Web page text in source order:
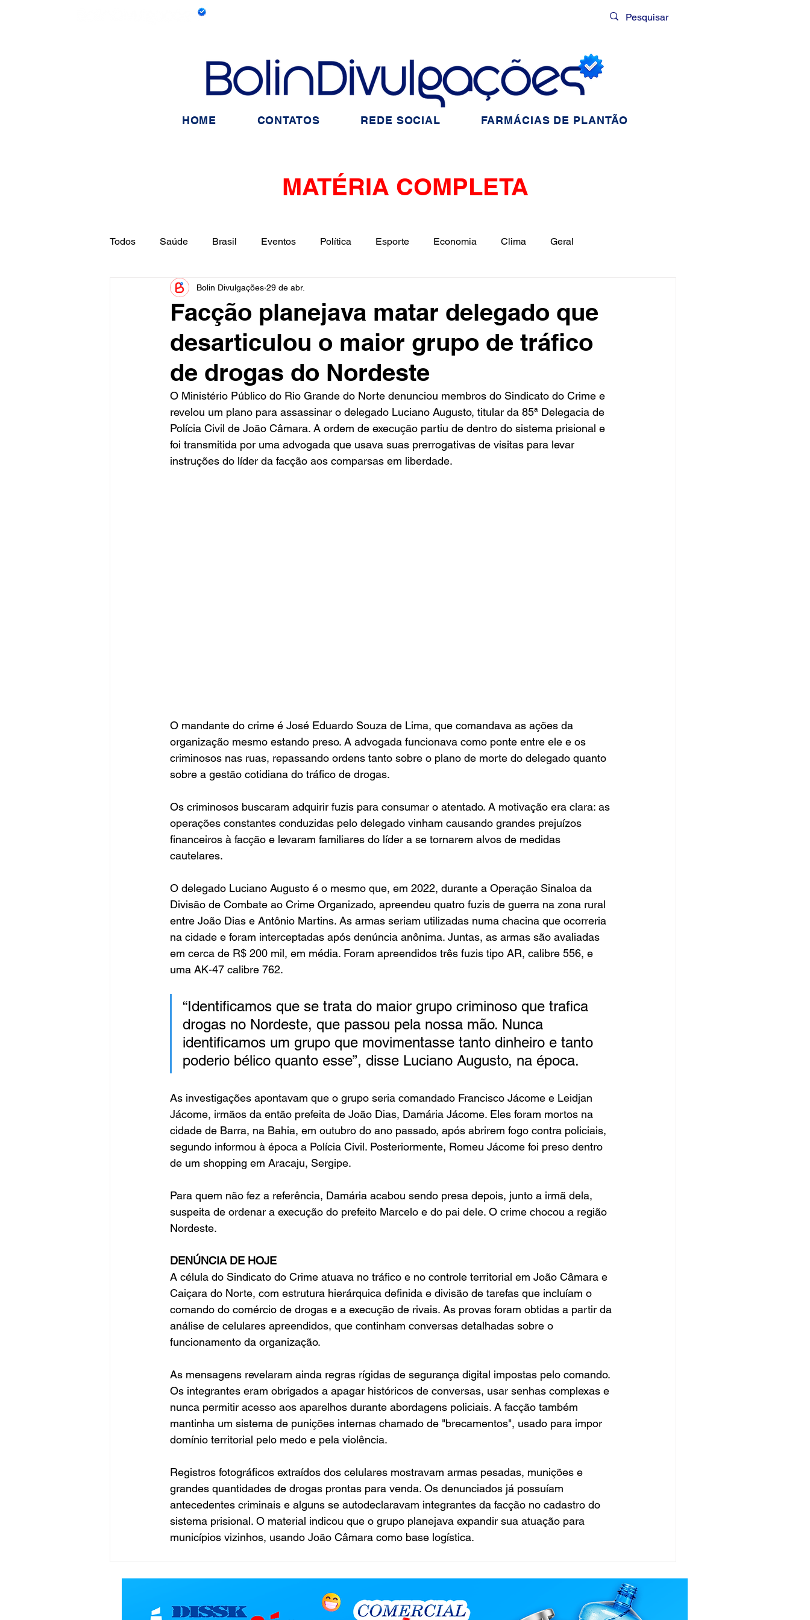
MATÉRIA COMPLETA
Todos Saúde Brasil Eventos Política Esporte Economia Clima Geral
Informe Publicitário Judiciário
Tecnologia Educação Influencer Luto Artista Seleção Brasileira
Nota de Esclarecimento
Facção planejava matar delegado que
desarticulou o maior grupo de tráfico
de drogas do Nordeste
Bolin Divulgações 29 de abr.
O Ministério Público do Rio Grande do Norte denunciou membros do Sindicato do Crime e
revelou um plano para assassinar o delegado Luciano Augusto, titular da 85ª Delegacia de
Polícia Civil de João Câmara. A ordem de execução partiu de dentro do sistema prisional e
foi transmitida por uma advogada que usava suas prerrogativas de visitas para levar
instruções do líder da facção aos comparsas em liberdade.
O mandante do crime é José Eduardo Souza de Lima, que comandava as ações da
organização mesmo estando preso. A advogada funcionava como ponte entre ele e os
criminosos nas ruas, repassando ordens tanto sobre o plano de morte do delegado quanto
sobre a gestão cotidiana do tráfico de drogas.
Os criminosos buscaram adquirir fuzis para consumar o atentado. A motivação era clara: as
operações constantes conduzidas pelo delegado vinham causando grandes prejuízos
financeiros à facção e levaram familiares do líder a se tornarem alvos de medidas
cautelares.
O delegado Luciano Augusto é o mesmo que, em 2022, durante a Operação Sinaloa da
Divisão de Combate ao Crime Organizado, apreendeu quatro fuzis de guerra na zona rural
entre João Dias e Antônio Martins. As armas seriam utilizadas numa chacina que ocorreria
na cidade e foram interceptadas após denúncia anônima. Juntas, as armas são avaliadas
em cerca de R$ 200 mil, em média. Foram apreendidos três fuzis tipo AR, calibre 556, e
uma AK-47 calibre 762.
“Identificamos que se trata do maior grupo criminoso que trafica
drogas no Nordeste, que passou pela nossa mão. Nunca
identificamos um grupo que movimentasse tanto dinheiro e tanto
poderio bélico quanto esse”, disse Luciano Augusto, na época.
As investigações apontavam que o grupo seria comandado Francisco Jácome e Leidjan
Jácome, irmãos da então prefeita de João Dias, Damária Jácome. Eles foram mortos na
cidade de Barra, na Bahia, em outubro do ano passado, após abrirem fogo contra policiais,
segundo informou à época a Polícia Civil. Posteriormente, Romeu Jácome foi preso dentro
de um shopping em Aracaju, Sergipe.
Para quem não fez a referência, Damária acabou sendo presa depois, junto a irmã dela,
suspeita de ordenar a execução do prefeito Marcelo e do pai dele. O crime chocou a região
Nordeste.
DENÚNCIA DE HOJE
A célula do Sindicato do Crime atuava no tráfico e no controle territorial em João Câmara e
Caiçara do Norte, com estrutura hierárquica definida e divisão de tarefas que incluíam o
comando do comércio de drogas e a execução de rivais. As provas foram obtidas a partir da
análise de celulares apreendidos, que continham conversas detalhadas sobre o
funcionamento da organização.
As mensagens revelaram ainda regras rígidas de segurança digital impostas pelo comando.
Os integrantes eram obrigados a apagar históricos de conversas, usar senhas complexas e
nunca permitir acesso aos aparelhos durante abordagens policiais. A facção também
mantinha um sistema de punições internas chamado de "brecamentos", usado para impor
domínio territorial pelo medo e pela violência.
Registros fotográficos extraídos dos celulares mostravam armas pesadas, munições e
grandes quantidades de drogas prontas para venda. Os denunciados já possuíam
antecedentes criminais e alguns se autodeclaravam integrantes da facção no cadastro do
sistema prisional. O material indicou que o grupo planejava expandir sua atuação para
municípios vizinhos, usando João Câmara como base logística.
HOME CONTATOS REDE SOCIAL FARMÁCIAS DE PLANTÃO